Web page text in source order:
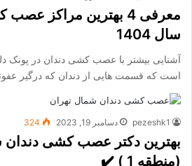
معرفی 4 بهترین مراکز
سال 1404
آشنایی بیشتر با عصب کشی دندان در پونک
است که قسمت هایی از دندان که درگیر
pezeshk1 دسامبر 19, 2023 324
بهترین دکتر عصب کشی دندان
(منطقه 1 ) ✔️